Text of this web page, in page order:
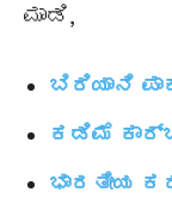
ಮಾಡಿ,
ಬಿರಿಯಾನಿ
ಕಡಿಮೆ
ಭಾರತೀಯ